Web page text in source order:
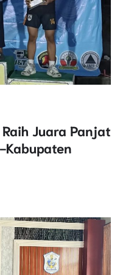
Raih Juara Panjat